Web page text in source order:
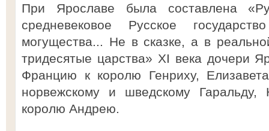
При Ярославе была составлена
средневековое Русское
могущества... Не в сказке, а в
тридесятые царства» XI века дочери
Францию к королю Генриху,
норвежскому и шведскому Гаральду,
королю Андрею.